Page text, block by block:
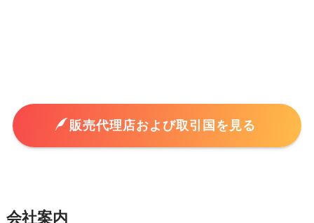
販売代理店および取引国を見る
会社案内